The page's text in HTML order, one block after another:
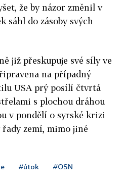
že by názor změnil v
sáhl do zásoby svých
již přeskupuje své síly ve
na případný
USA prý posílí čtvrtá
s plochou dráhou
v pondělí o syrské krizi
zemí, mimo jiné
#útok #OSN